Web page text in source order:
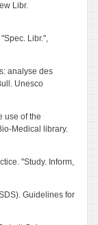
Libr.
Libr.",
analyse des
Unesco
use of the
Medical library.
"Study. Inform,
Guidelines for